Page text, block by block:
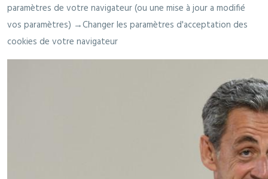
paramètres de votre navigateur (ou une mise à jour a modifié
vos paramètres) →Changer les paramètres d'acceptation des
cookies de votre navigateur